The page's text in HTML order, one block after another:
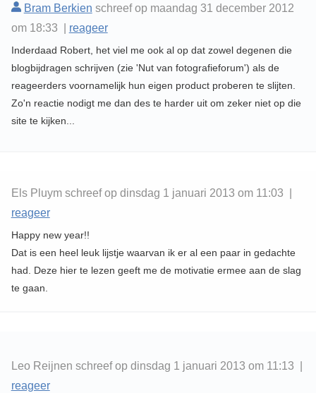
Bram Berkien schreef op maandag 31 december 2012
om 18:33 | reageer
Inderdaad Robert, het viel me ook al op dat zowel degenen die
blogbijdragen schrijven (zie 'Nut van fotografieforum') als de
reageerders voornamelijk hun eigen product proberen te slijten.
Zo'n reactie nodigt me dan des te harder uit om zeker niet op die
site te kijken...
Els Pluym schreef op dinsdag 1 januari 2013 om 11:03 |
reageer
Happy new year!!
Dat is een heel leuk lijstje waarvan ik er al een paar in gedachte
had. Deze hier te lezen geeft me de motivatie ermee aan de slag
te gaan.
Leo Reijnen schreef op dinsdag 1 januari 2013 om 11:13 |
reageer